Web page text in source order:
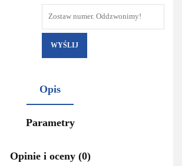
WYŚLIJ
Opis
Parametry
Opinie i oceny (0)